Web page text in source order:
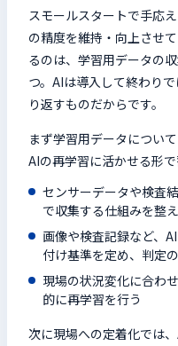
スモールスタートで手応
の精度を維持・向上させ
るのは、学習用データの
つ。AIは導入して終わり
り返すものだからです。
まず学習用データについ
AIの再学習に活かせる形
センサーデータや検査
で収集する仕組みを整
画像や検査記録など、
付け基準を定め、判定
現場の状況変化に合わ
的に再学習を行う
次に現場への定着化では